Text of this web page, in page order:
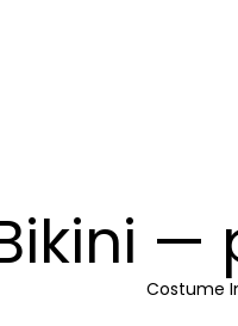
—
Costume